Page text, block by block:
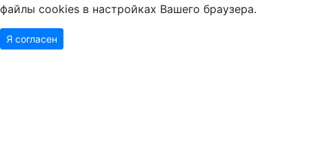
файлы cookies в настройках Вашего браузера.
Я согласен